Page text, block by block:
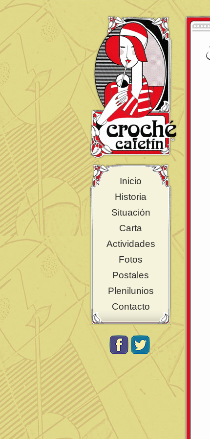
Inicio
Historia
Situación
Carta
Actividades
Fotos
Postales
Plenilunios
Contacto